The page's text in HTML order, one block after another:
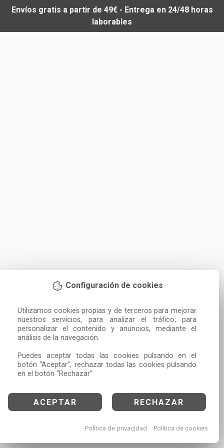
Configuración de cookies
Utilizamos cookies propias y de terceros para mejorar
nuestros servicios, para analizar el tráfico, para
personalizar el contenido y anuncios, mediante el
análisis de la navegación.
Puedes aceptar todas las cookies pulsando en el
botón “Aceptar”, rechazar todas las cookies pulsando
en el botón “Rechazar”
ACEPTAR RECHAZAR
Política de privacidad Política de cookies
Envíos gratis a partir de 49€ - Entrega en 24/48 horas
laborables